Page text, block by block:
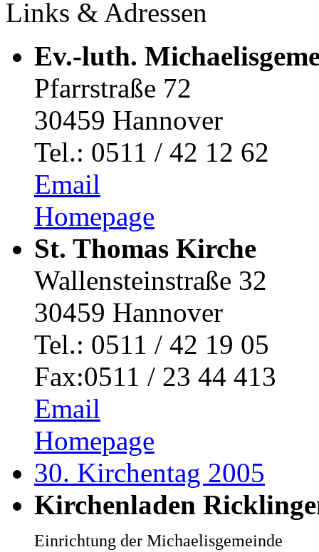
Links & Adressen
Ev.-luth.
Pfarrstraße 72
30459 Hannover
Tel.: 0511 / 42 12 62
Email
Homepage
St. Thomas Kirche
Wallensteinstraße 32
30459 Hannover
Tel.: 0511 / 42 19 05
Fax:0511 / 23 44 413
Email
Homepage
30. Kirchentag 2005
Kirchenladen
Einrichtung der Michaelisgemeinde